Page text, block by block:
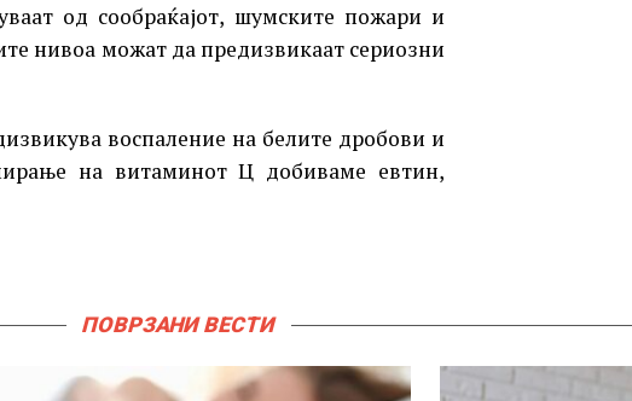
од сообраќајот, шумските пожари и
нивоа можат да предизвикаат сериозни
воспаление на белите дробови и
на витаминот Ц добиваме евтин,
ПОВРЗАНИ ВЕСТИ